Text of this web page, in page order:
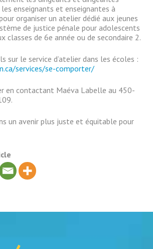
enseignants et enseignantes à
organiser un atelier dédié aux jeunes
de justice pénale pour adolescents
classes de 6e année ou de secondaire 2.
sur le service d’atelier dans les écoles :
services/se-comporter/
en contactant Maéva Labelle au 450-
un avenir plus juste et équitable pour